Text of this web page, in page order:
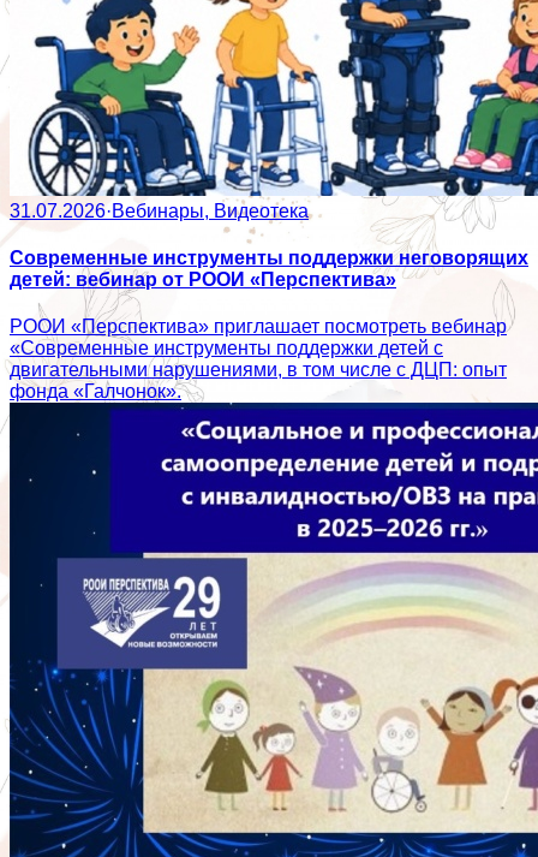
31.07.2026·Вебинары, Видеотека
Современные инструменты поддержки неговорящих
детей: вебинар от РООИ «Перспектива»
РООИ «Перспектива» приглашает посмотреть вебинар
«Современные инструменты поддержки детей с
двигательными нарушениями, в том числе с ДЦП: опыт
фонда «Галчонок».